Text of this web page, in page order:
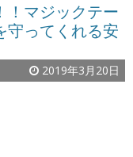
！マジックテー
守ってくれる安
2019年3月20日